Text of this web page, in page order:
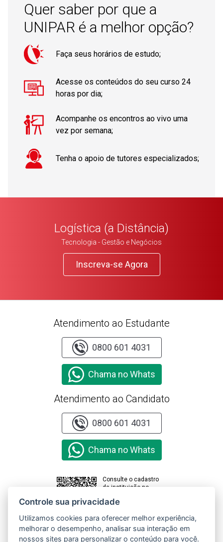
Quer saber por que a
UNIPAR é a melhor opção?
Faça seus horários de estudo;
Acesse os conteúdos do seu curso 24
horas por dia;
Acompanhe os encontros ao vivo uma
vez por semana;
Tenha o apoio de tutores especializados;
Logística (a Distância)
Tecnologia - Gestão e Negócios
Inscreva-se Agora
Atendimento ao Estudante
0800 601 4031
Chama no Whats
Atendimento ao Candidato
0800 601 4031
Chama no Whats
Consulte o cadastro
da instituição no
Clique aqui e
acesse o
Controle sua privacidade
Utilizamos cookies para oferecer melhor experiência,
melhorar o desempenho, analisar sua interação em
nossos sites para personalizar o conteúdo para você.